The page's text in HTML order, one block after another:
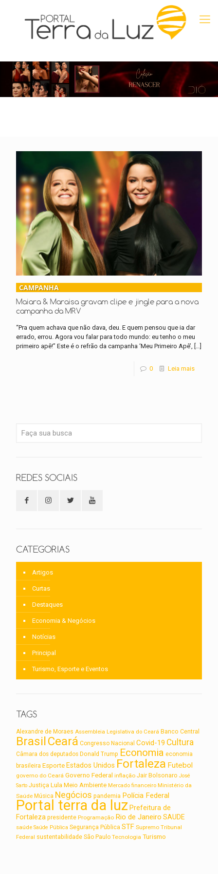
CAMPANHA
Maiara & Maraisa gravam clipe e jingle para a nova
campanha da MRV
“Pra quem achava que não dava, deu. E quem pensou que ia dar
errado, errou. Agora vou falar para todo mundo: eu tenho o meu
primeiro apê!” Este é o refrão da campanha ‘Meu Primeiro Apê’, […]
0 Leia mais
REDES SOCIAIS
CATEGORIAS
Artigos
Curtas
Destaques
Economia & Negócios
Notícias
Principal
Turismo, Esporte e Eventos
TAGS
Alexandre de Moraes Assembleia Legislativa do Ceará Banco Central
BrasilCeará Congresso Nacional Covid-19 Cultura
Câmara dos deputados Donald Trump Economia economia
brasileira Esporte Estados Unidos Fortaleza Futebol
governo do Ceará Governo Federal inflação Jair Bolsonaro José
Sarto Justiça Lula Meio Ambiente Mercado financeiro Ministério da
Saúde Música Negócios pandemia Polícia Federal
Portal terra da luzPrefeitura de
Fortaleza presidente Programação Rio de Janeiro SAUDE
saúde Saúde Pública Segurança Pública STF Supremo Tribunal
Federal sustentabilidade São Paulo Tecnologia Turismo